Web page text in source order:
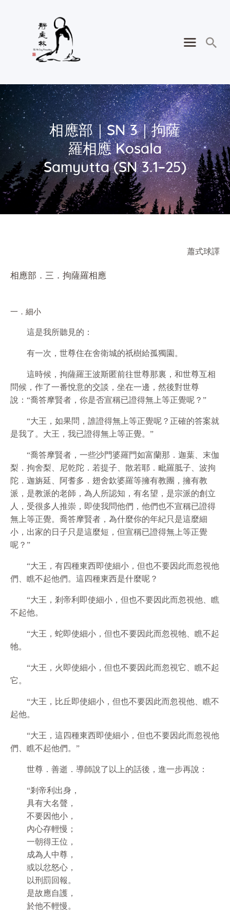
相應部｜SN 3｜拘薩
羅相應 Kosala
Saṃyutta (SN 3.1–25)
蕭式球譯
相應部．三．拘薩羅相應
一．細小
這是我所聽見的：
有一次，世尊住在舍衛城的祇樹給孤獨園。
這時候，拘薩羅王波斯匿前往世尊那裏，和世尊互相
問候，作了一番悅意的交談，坐在一邊，然後對世尊
說：“喬答摩賢者，你是否宣稱已證得無上等正覺呢？”
“大王，如果問，誰證得無上等正覺呢？正確的答案就
是我了。大王，我已證得無上等正覺。”
“喬答摩賢者，一些沙門婆羅門如富蘭那．迦葉、末伽
梨．拘舍梨、尼乾陀．若提子、散若耶．毗羅胝子、波拘
陀．迦旃延、阿耆多．翅舍欽婆羅等擁有教團，擁有教
派，是教派的老師，為人所認知，有名望，是宗派的創立
人，受很多人推崇，即使我問他們，他們也不宣稱已證得
無上等正覺。喬答摩賢者，為什麼你的年紀只是這麼細
小，出家的日子只是這麼短，但宣稱已證得無上等正覺
呢？”
“大王，有四種東西即使細小，但也不要因此而忽視他
們、瞧不起他們。這四種東西是什麼呢？
“大王，剎帝利即使細小，但也不要因此而忽視他、瞧
不起他。
“大王，蛇即使細小，但也不要因此而忽視牠、瞧不起
牠。
“大王，火即使細小，但也不要因此而忽視它、瞧不起
它。
“大王，比丘即使細小，但也不要因此而忽視他、瞧不
起他。
“大王，這四種東西即使細小，但也不要因此而忽視他
們、瞧不起他們。”
世尊．善逝．導師說了以上的話後，進一步再說：
“剎帝利出身，
具有大名聲，
不要因他小，
內心存輕慢；
一朝得王位，
成為人中尊，
或以忿怒心，
以刑罰回報。
是故應自護，
於他不輕慢。